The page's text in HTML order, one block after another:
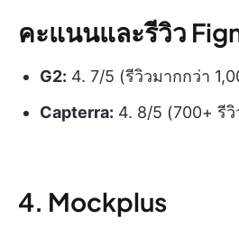
คะแนนและรีวิว
G2: 4. 7/5 (รีวิวมากกว่า
Capterra: 4. 8/5 (700+ รีวิ
4. Mockplus